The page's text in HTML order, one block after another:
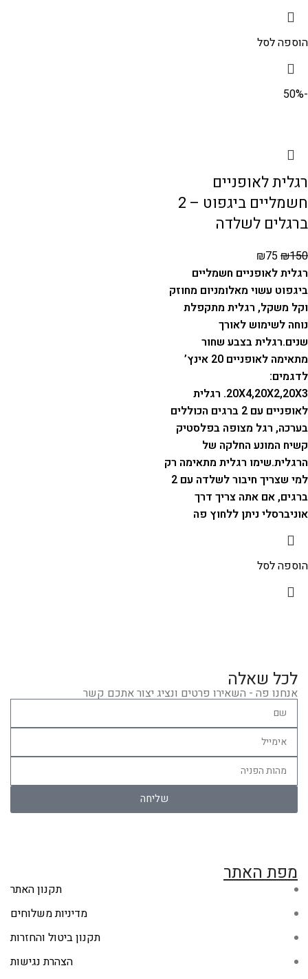
הוספה לסל
-50%
רגלית לאופניים
חשמליים ביגפוט – 2
ברגלים לשלדה
₪150
₪75
רגלית לאופניים חשמליים
ביגפוט עשוי מאלומניום מחוזק
וקל משקל, רגלית מתקפלת
נוחה לשימוש לאורך
שנים.רגלית בצבע שחור
מתאימה לאופניים 20 אינץ’
לדגמים:
20X4,20X2,20X3. רגלית
לאופניים עם 2 ברגים הכוללים
בערכה, רגל מצופה בפלסטיק
קשיח המונע החלקה של
הרגלית.שימו רגלית מתאימה רק
למי שצריך חיבור לשלדה עם 2
ברגים, אם אתה צריך דרך
אוניברסלי ניתן ללחוץ פה
הוספה לסל
לכל שאלה
אנחנו פה - השאירו פרטים ונציג יצור אתכם קשר
שליחה
מפת האתר
תקנון האתר
מדיניות משלוחים
תקנון ביטול והחזרות
הצהרת נגישות